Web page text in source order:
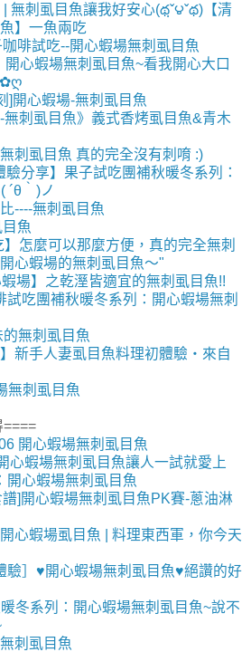
| 無刺虱目魚讓我好安心(థฺˇ౪ˇథ)【清
】一魚兩吃
啡試吃--開心蝦場無刺虱目魚
開心蝦場無刺虱目魚~看我開心大口
]開心蝦場-無刺虱目魚
-無刺虱目魚》義式香烤虱目魚&青木
刺虱目魚 真的完全沒有刺唷 :)
驗分享】果子試吃團補秋暖冬系列：
´θ｀)ノ
----無刺虱目魚
魚
】怎麼可以那麼方便，真的完全無刺
心蝦場的無刺虱目魚～"
場】之乾溼皆適宜的無刺虱目魚!!
試吃團補秋暖冬系列：開心蝦場無刺
無刺虱目魚
】新手人妻虱目魚料理初體驗‧來自
無刺虱目魚
開心蝦場無刺虱目魚
心蝦場無刺虱目魚讓人一試就愛上
開心蝦場無刺虱目魚
譜]開心蝦場無刺虱目魚PK賽-蔥油淋
心蝦場虱目魚 | 料理東西軍，你今天
驗］♥開心蝦場無刺虱目魚♥絕讚的好
冬系列：開心蝦場無刺虱目魚~說不
刺虱目魚